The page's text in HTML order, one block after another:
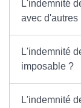
L'indemnité
avec
L'indemnité
imposable ?
L'indemnité